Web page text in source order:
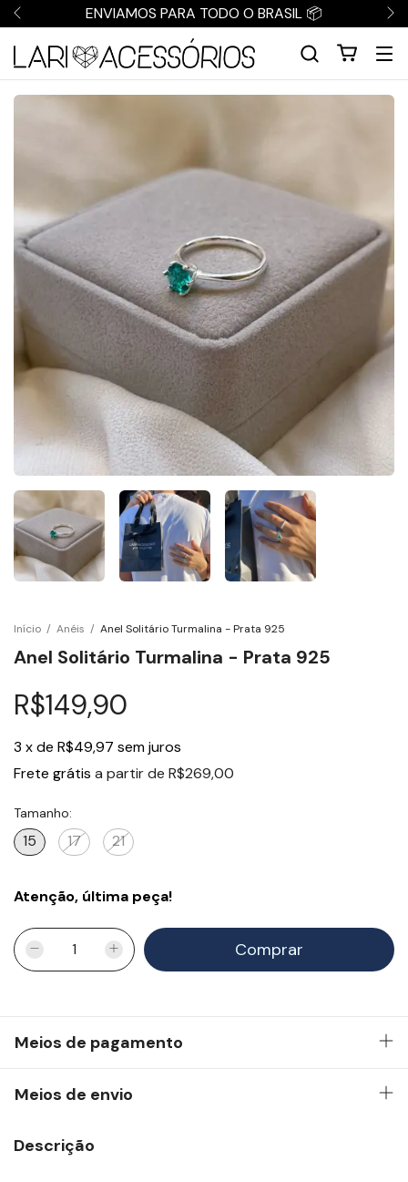
ENVIAMOS PARA TODO O BRASIL 📦
Início / Anéis / Anel Solitário Turmalina - Prata 925
Anel Solitário Turmalina - Prata 925
R$149,90
3 xde R$49,97 sem juros
Frete grátis a partir de R$269,00
Tamanho:
15 17 21
Atenção, última peça!
Meios de pagamento
Meios de envio
Descrição